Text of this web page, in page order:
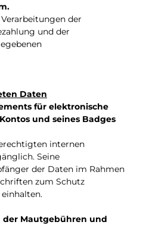
der
und der
Daten
für elektronische
und seines Badges
internen
Seine
der Daten im Rahmen
zum Schutz
Mautgebühren und